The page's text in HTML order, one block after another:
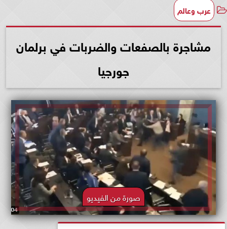
عرب وعالم
مشاجرة بالصفعات والضربات في برلمان
جورجيا
صورة من الفيديو